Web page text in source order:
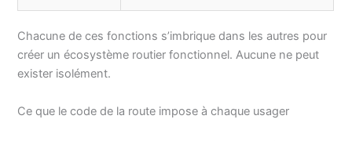
Chacune de ces fonctions s’imbrique dans les autres pour
créer un écosystème routier fonctionnel. Aucune ne peut
exister isolément.
Ce que le code de la route impose à chaque usager